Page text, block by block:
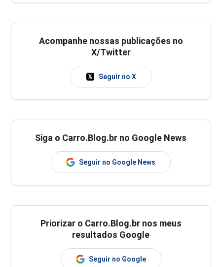
Acompanhe nossas publicações no
X/Twitter
Seguir no X
Siga o Carro.Blog.br no Google News
Seguir no Google News
Priorizar o Carro.Blog.br nos meus
resultados Google
Seguir no Google